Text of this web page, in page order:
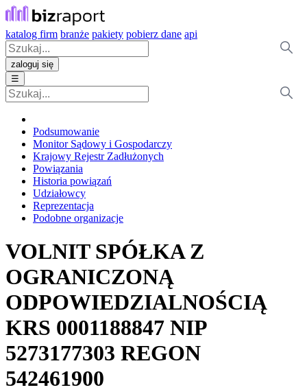
katalog firm branże pakiety pobierz dane api
zaloguj się
☰
Podsumowanie
Monitor Sądowy i Gospodarczy
Krajowy Rejestr Zadłużonych
Powiązania
Historia powiązań
Udziałowcy
Reprezentacja
Podobne organizacje
VOLNIT SPÓŁKA Z
OGRANICZONĄ
ODPOWIEDZIALNOŚCIĄ
KRS 0001188847 NIP
5273177303 REGON
542461900